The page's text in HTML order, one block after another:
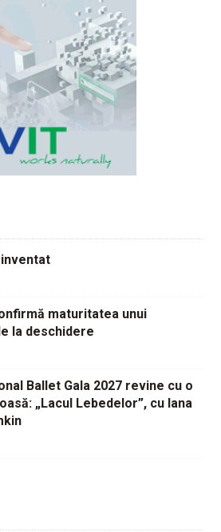
maturitatea unui
la deschidere
Ballet Gala 2027 revine cu o
„Lacul Lebedelor”, cu Iana